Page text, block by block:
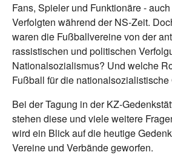
Fans, Spieler und Funktionäre -
Verfolgten während der NS-Zeit.
waren die Fußballvereine von der
rassistischen und politischen
Nationalsozialismus? Und welche
Fußball für die nationalsozialistische
Bei der Tagung in der KZ-
stehen diese und viele weitere
wird ein Blick auf die heutige
Vereine und Verbände geworfen.